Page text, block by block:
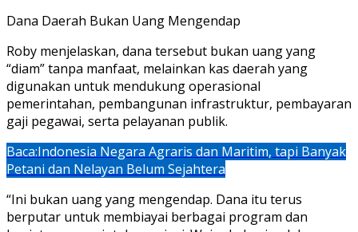
Dana Daerah Bukan Uang Mengendap
Roby menjelaskan, dana tersebut bukan uang yang
“diam” tanpa manfaat, melainkan kas daerah yang
digunakan untuk mendukung operasional
pemerintahan, pembangunan infrastruktur, pembayaran
gaji pegawai, serta pelayanan publik.
Baca:Indonesia Negara Agraris dan Maritim, tapi Banyak
Petani dan Nelayan Belum Sejahtera
“Ini bukan uang yang mengendap. Dana itu terus
berputar untuk membiayai berbagai program dan